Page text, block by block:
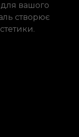
для вашого
створює